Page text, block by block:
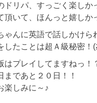
ドリパ、すっごく楽しか
頂いて、ほんっと嬉しか
ゃんに英語で話しかけら
したことは超Ａ級秘密！
はプレイしてますねっ！
であと２０日！！
楽しみに～♪